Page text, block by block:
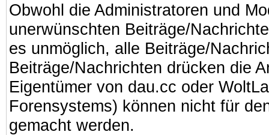
Obwohl die Administratoren und
unerwünschten Beiträge/
es unmöglich, alle Beiträge/
Beiträge/Nachrichten drücken die
Eigentümer von dau.cc oder
Forensystems) können nicht für
gemacht werden.